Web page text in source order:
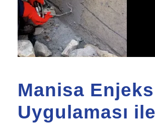
Manisa
Uygulaması ile